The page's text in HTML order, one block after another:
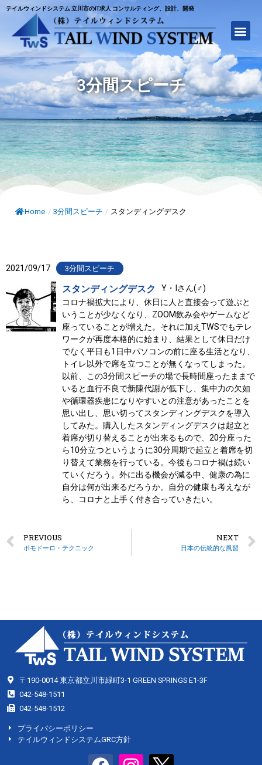
テイルウィンドシステム 立川市のIT求人 コンサルティング、設計、開発
3分間スピーチ
Home / 3分間スピーチ / スタンディングデスク
2021/09/17 3分間スピーチ
スタンディングデスク
Y・Iさん(♂)
コロナ禍拡大により、休日に人と直接会って遊ぶと
いうことが少なくなり、ZOOM飲み会やゲームなど
座っていることが増えた。それに加えTWSでもテレ
ワークが再度本格的に始まり、結果として休日だけ
でなく平日も1日中パソコンの前に座る生活となり、
トイレ以外で席を立つことが無くなってしまった。
以前、この3分間スピーチの場で長時間座ったままで
いると血行不良で新陳代謝が低下し、集中力の欠如
や循環器疾患になりやすいとの注意があったことを
思い出し、思い切ってスタンディングデスクを導入
してみた。購入したスタンディングデスクは起立と
着席が切り替えることが出来るもので、20分座った
ら10分立つというように30分周期で起立と着席を切
り替えて業務を行っている。今後もコロナ禍は続い
ていくだろう。外に出る機会が減る中、健康の為に
自分は何が出来るだろうか。自分の健康も考えなが
ら、コロナと上手く付き合っていきたい。
PREVIOUS
ポモドーロ・テクニック
NEXT
日本の伝統的な風習
〒190-0014 東京都立川市緑町3-1 GREEN SPRINGS E1-3F
042-548-1511
042-548-1512
プライバシーポリシー
テイルウィンドシステムGRC方針